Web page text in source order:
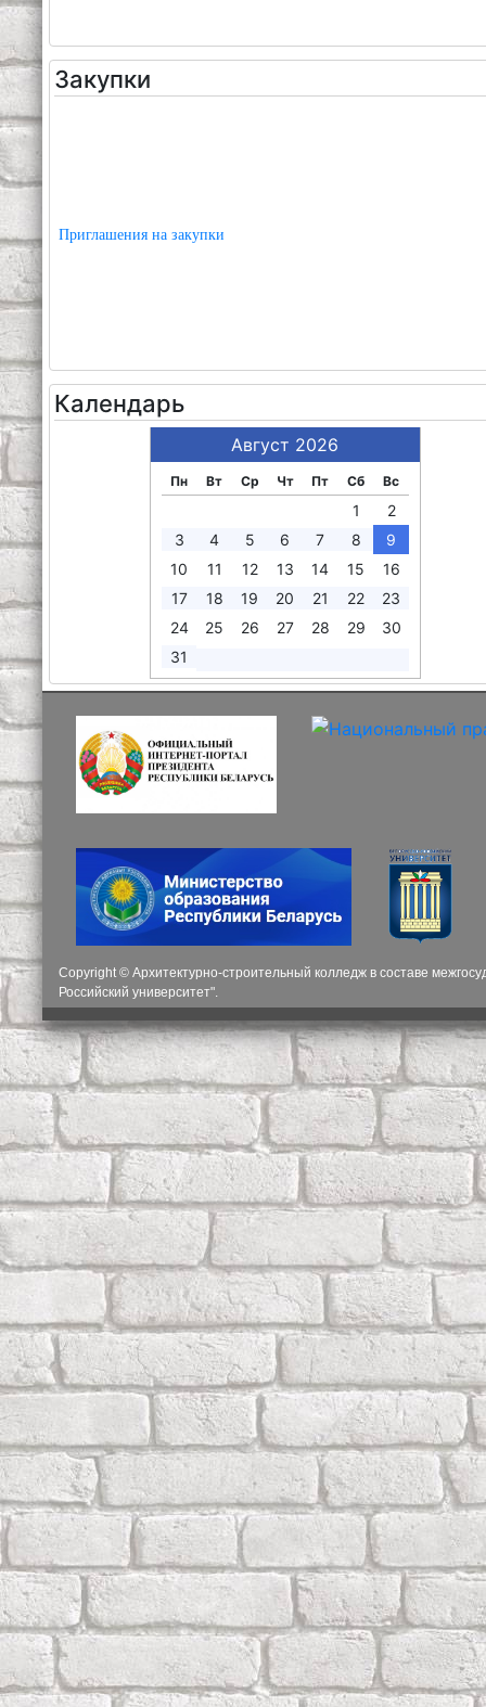
Закупки
Приглашения на закупки
Календарь
Август 2026
Пн Вт Ср Чт Пт Сб Вс
1
2
3
4 5 6 7 8
9
10
11 12 13 14 15
16
17
18 19 20 21 22
23
24
25 26 27 28 29
30
31
Copyright © Архитектурно-строительный колледж в составе
Российский университет".